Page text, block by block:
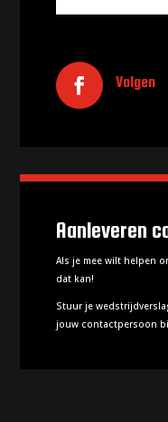
Volgen
Aanleveren
Als je mee wilt helpen
dat kan!
Stuur je
jouw contactpersoon